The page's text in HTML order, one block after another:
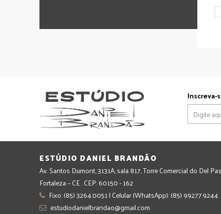
Inscreva-
ESTÚDIO DANIEL BRANDÃO
Av. Santos Dumont, 3131A, sala 817, Torre Comercial do Del
Fortaleza – CE . CEP: 60150 - 162
Fixo: (85) 3264.0051 | Celular (WhatsApp): (85) 99277.9244
estudiodanielbrandao@gmail.com